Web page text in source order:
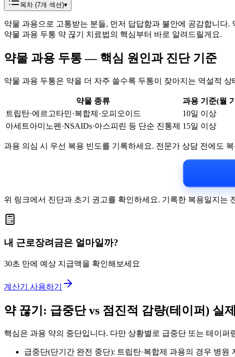
목차 (7개 섹션)▾
약물 과용으로 고통받는 분들, 먼저 답답함과 불안에 공감합니다.
약물 과용 두통 약 끊기 치료법의 핵심부터 바로 알려드릴게요.
약물 과용 두통 — 핵심 원인과 진단 기준
약물 과용 두통은 약을 더 자주 쓸수록 두통이 잦아지는 역설적
약물 종류
과용 기준(월
트립탄·에르고타민·복합제·오피오이드
10일 이상
아세트아미노펜·NSAIDs·아스피린 등 단순 진통제 15일 이상
과용 의심 시 우선 복용 빈도를 기록하세요. 전문가 상담 전에도
위 링크에서 진단과 초기 권고를 확인하세요. 기록한 복용일지는
내 근로장려금은 얼마일까?
30초 만에 예상 지급액을 확인해보세요
계산기 사용하기
약 끊기: 급중단 vs 점진적 감량(테이퍼) 실
핵심은 과용 약의 중단입니다. 다만 상황별로 급중단 또는 테이퍼
급중단(단기간 완전 중단): 트립탄·복합제 과용의 경우 병